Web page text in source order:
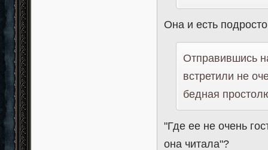
Она и есть
Отправившись
встретили не
бедная
"Где ее не очень
она читала"?